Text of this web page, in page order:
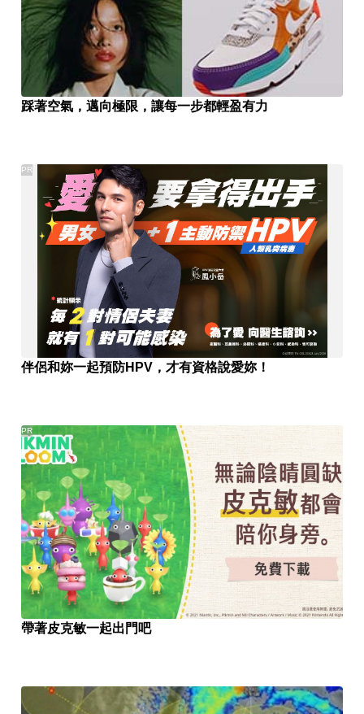
踩著空氣，邁向極限，讓每一步都輕盈有力
伴侶和妳一起預防HPV，才有資格說愛妳！
PR
帶著皮克敏一起出門吧
PR